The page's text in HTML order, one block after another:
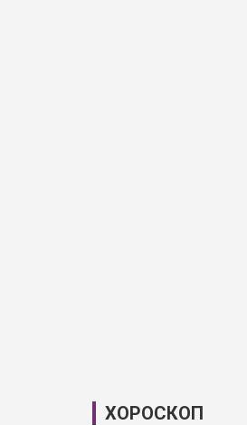
ХОРОСКОП